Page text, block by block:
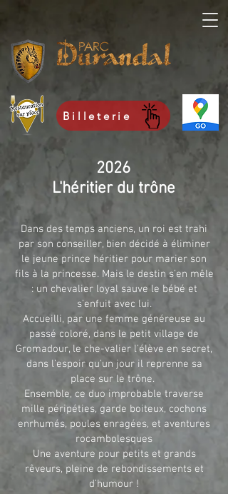
Billeterie
2026
L'héritier du trône
Dans des temps anciens, un roi est trahi
par son conseiller, bien décidé à éliminer
le jeune prince héritier pour marier son
fils à la princesse. Mais le destin s’en mêle
: un chevalier loyal sauve le bébé et
s’enfuit avec lui.
Accueilli, par une femme généreuse au
passé coloré, dans le petit village de
Gromadour, le che-valier l’élève en secret,
dans l’espoir qu’un jour il reprenne sa
place sur le trône.
Ensemble, ce duo improbable traverse
mille péripéties, garde boiteux, cochons
enrhumés, poules enragées, et aventures
rocambolesques
Une aventure pour petits et grands
rêveurs, pleine de rebondissements et
d’humour !